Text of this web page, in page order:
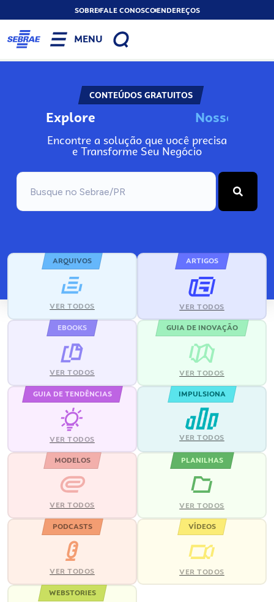
SOBREFALE CONOSCOENDEREÇOS
MENU
CONTEÚDOS GRATUITOS
Explore Noss
Encontre a solução que você precisa
e Transforme Seu Negócio
ARQUIVOS
VER TODOS
ARTIGOS
VER TODOS
EBOOKS
VER TODOS
GUIA DE INOVAÇÃO
VER TODOS
GUIA DE TENDÊNCIAS
VER TODOS
IMPULSIONA
VER TODOS
MODELOS
VER TODOS
PLANILHAS
VER TODOS
PODCASTS
VER TODOS
VÍDEOS
VER TODOS
WEBSTORIES